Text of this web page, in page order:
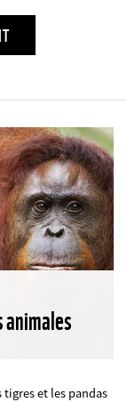
animales
tigres et les pandas